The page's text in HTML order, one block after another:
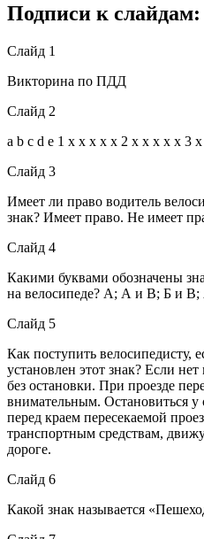
Подписи к слайдам:
Слайд 1
Викторина по ПДД
Слайд 2
a b c d e 1 х х х х х 2 х х х х х 3
Слайд 3
Имеет ли право водитель
знак? Имеет право. Не имеет
Слайд 4
Какими буквами обозначены
на велосипеде? А; А и В; Б и
Слайд 5
Как поступить велосипедисту,
установлен этот знак? Если
без остановки. При проезде
внимательным. Остановиться у
перед краем пересекаемой
транспортным средствам,
дороге.
Слайд 6
Какой знак называется